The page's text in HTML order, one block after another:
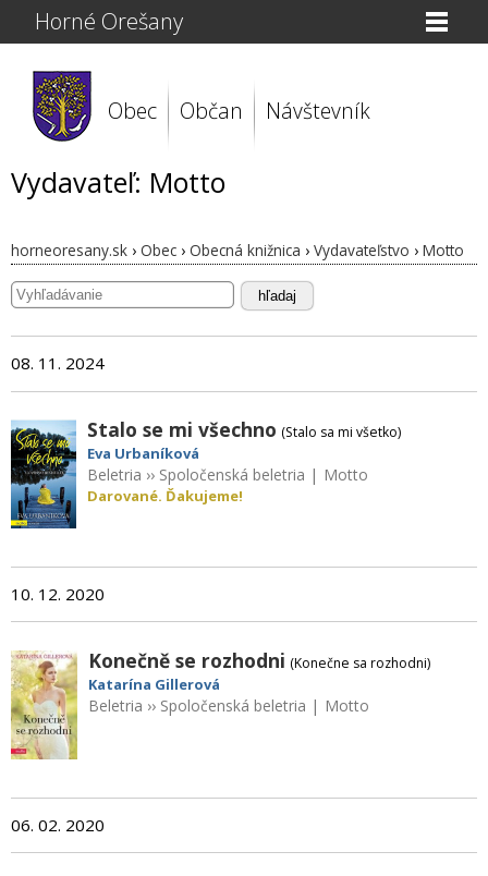
Horné Orešany
Obec Občan Návštevník
Vydavateľ: Motto
horneoresany.sk › Obec › Obecná knižnica › Vydavateľstvo › Motto
hľadaj
08. 11. 2024
Stalo se mi všechno (Stalo sa mi všetko)
Eva Urbaníková
Beletria ›› Spoločenská beletria | Motto
Darované. Ďakujeme!
10. 12. 2020
Konečně se rozhodni (Konečne sa rozhodni)
Katarína Gillerová
Beletria ›› Spoločenská beletria | Motto
06. 02. 2020